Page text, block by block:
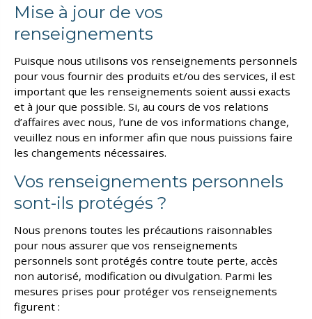
Mise à jour de vos
renseignements
Puisque nous utilisons vos renseignements personnels
pour vous fournir des produits et/ou des services, il est
important que les renseignements soient aussi exacts
et à jour que possible. Si, au cours de vos relations
d’affaires avec nous, l’une de vos informations change,
veuillez nous en informer afin que nous puissions faire
les changements nécessaires.
Vos renseignements personnels
sont-ils protégés ?
Nous prenons toutes les précautions raisonnables
pour nous assurer que vos renseignements
personnels sont protégés contre toute perte, accès
non autorisé, modification ou divulgation. Parmi les
mesures prises pour protéger vos renseignements
figurent :